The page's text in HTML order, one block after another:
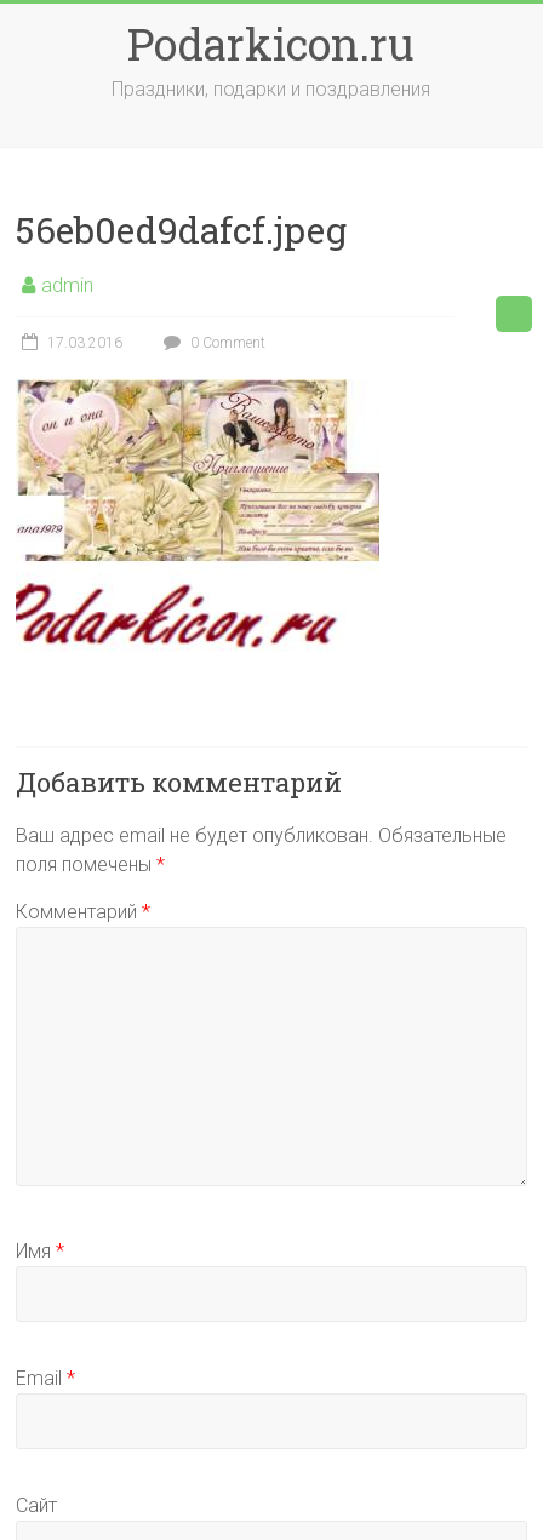
Podarkicon.ru
Праздники, подарки и поздравления
56eb0ed9dafcf.jpeg
admin
17.03.2016 0 Comment
Добавить комментарий
Ваш адрес email не будет опубликован. Обязательные
поля помечены*
Комментарий*
Имя*
Email*
Сайт